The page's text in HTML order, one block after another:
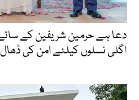
دعا ہے حرمین شریفین کے سائے
اگلی نسلوں کیلئے امن کی ڈھال